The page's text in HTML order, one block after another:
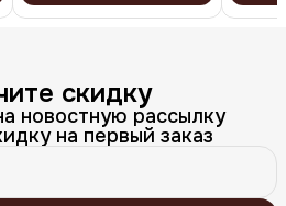
скидку
новостную рассылку
на первый заказ